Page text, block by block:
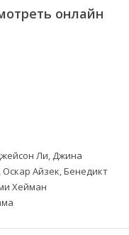
онлайн
Ли, Джина
Айзек, Бенедикт
Хейман